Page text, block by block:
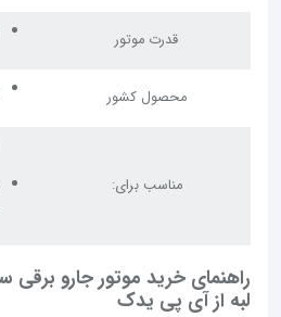
قدرت موتور
محصول کشور
مناسب برای:
لبه از آی پی یدک